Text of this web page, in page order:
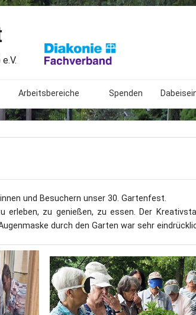
20. Gartenfest
Arbeitsbereiche
Begegnungsstätte
Was wir extern tun
Bundesweites Treffen
Ambulant Betreutes Wohnen
Botanischer BlindengartenGeschichte
Bedeutung
Dufthaus
Spenden
und Besuchern unser 30. Gartenfest.
erleben, zu genießen, zu essen. Der
durch den Garten war sehr